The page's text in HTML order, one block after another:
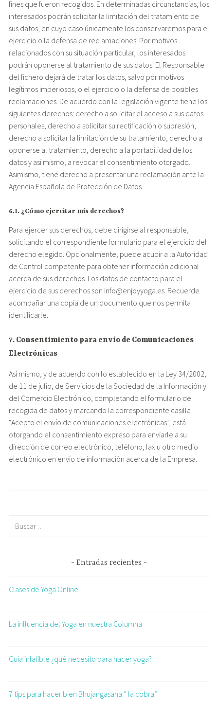
fines que fueron recogidos. En determinadas circunstancias, los
interesados podrán solicitar la limitación del tratamiento de
sus datos, en cuyo caso únicamente los conservaremos para el
ejercicio o la defensa de reclamaciones. Por motivos
relacionados con su situación particular, los interesados
podrán oponerse al tratamiento de sus datos. El Responsable
del fichero dejará de tratar los datos, salvo por motivos
legítimos imperiosos, o el ejercicio o la defensa de posibles
reclamaciones. De acuerdo con la legislación vigente tiene los
siguientes derechos: derecho a solicitar el acceso a sus datos
personales, derecho a solicitar su rectificación o supresión,
derecho a solicitar la limitación de su tratamiento, derecho a
oponerse al tratamiento, derecho a la portabilidad de los
datos y así mismo, a revocar el consentimiento otorgado.
Asimismo, tiene derecho a presentar una reclamación ante la
Agencia Española de Protección de Datos.
6.1. ¿Cómo ejercitar mis derechos?
Para ejercer sus derechos, debe dirigirse al responsable,
solicitando el correspondiente formulario para el ejercicio del
derecho elegido. Opcionalmente, puede acudir a la Autoridad
de Control competente para obtener información adicional
acerca de sus derechos. Los datos de contacto para el
ejercicio de sus derechos son info@enjoyyoga.es. Recuerde
acompañar una copia de un documento que nos permita
identificarle.
7. Consentimiento para envío de Comunicaciones
Electrónicas
Así mismo, y de acuerdo con lo establecido en la Ley 34/2002,
de 11 de julio, de Servicios de la Sociedad de la Información y
del Comercio Electrónico, completando el formulario de
recogida de datos y marcando la correspondiente casilla
“Acepto el envío de comunicaciones electrónicas”, está
otorgando el consentimiento expreso para enviarle a su
dirección de correo electrónico, teléfono, fax u otro medio
electrónico en envío de información acerca de la Empresa.
Entradas recientes
Clases de Yoga Online
La influencia del Yoga en nuestra Columna
Guía infalible ¿qué necesito para hacer yoga?
7 tips para hacer bien Bhujangasana ” la cobra”